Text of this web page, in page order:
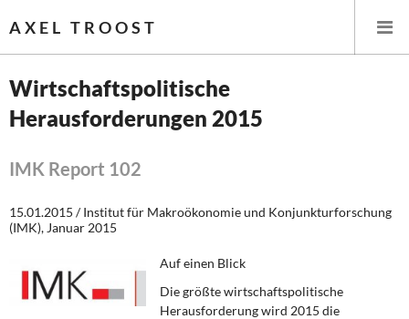
AXEL TROOST
Startseite
Themen
Leitlinien linker Wirtschafts- und Finanzpolitik
Steuer- und Finanzpolitik
Wirtschaftspolitische
Herausforderungen 2015
IMK Report 102
15.01.2015 / Institut für Makroökonomie und Konjunkturforschung
(IMK), Januar 2015
Auf einen Blick
Die größte wirtschaftspolitische
Herausforderung wird 2015 die